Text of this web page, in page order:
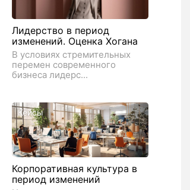
Лидерство в период
изменений. Оценка Хогана
В условиях стремительных
перемен современного
бизнеса лидерс...
Кейсы
Корпоративная культура в
период изменений